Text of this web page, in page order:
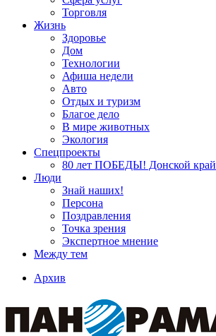
Торговля
Жизнь
Здоровье
Дом
Технологии
Афиша недели
Авто
Отдых и туризм
Благое дело
В мире животных
Экология
Спецпроекты
80 лет ПОБЕДЫ! Донской край
Люди
Знай наших!
Персона
Поздравления
Точка зрения
Экспертное мнение
Между тем
Архив